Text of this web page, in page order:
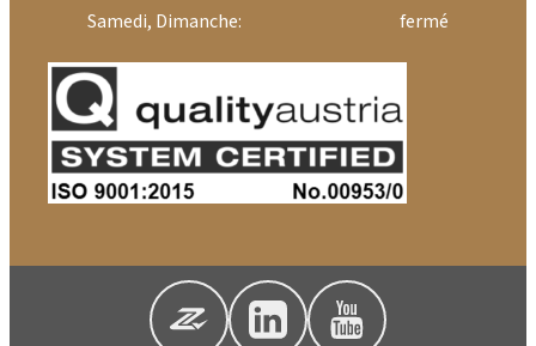
Samedi, Dimanche:
fermé